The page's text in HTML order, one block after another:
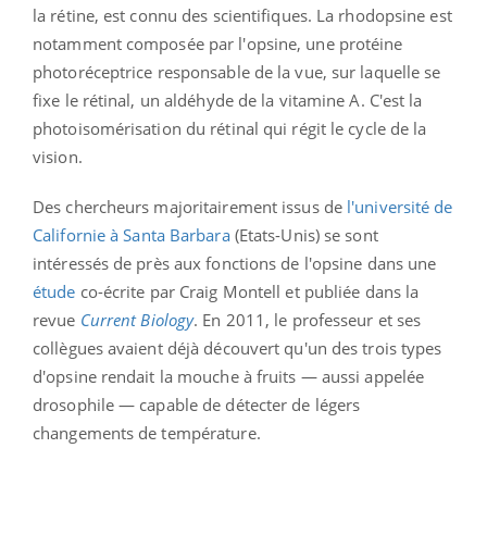
la rétine, est connu des scientifiques. La rhodopsine est
notamment composée par l'opsine, une protéine
photoréceptrice responsable de la vue, sur laquelle se
fixe le rétinal, un aldéhyde de la vitamine A. C'est la
photoisomérisation du rétinal qui régit le cycle de la
vision.
Des chercheurs majoritairement issus de l'université de
Californie à Santa Barbara(Etats-Unis) se sont
intéressés de près aux fonctions de l'opsine dans une
étude co-écrite par Craig Montell et publiée dans la
revue Current Biology. En 2011, le professeur et ses
collègues avaient déjà découvert qu'un des trois types
d'opsine rendait la mouche à fruits — aussi appelée
drosophile — capable de détecter de légers
changements de température.